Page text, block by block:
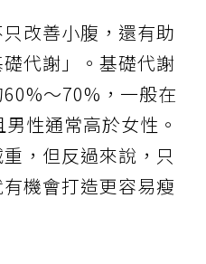
改善小腹，還有助
代謝」。基礎代謝
～70%，一般在
性通常高於女性。
，但反過來說，只
機會打造更容易瘦